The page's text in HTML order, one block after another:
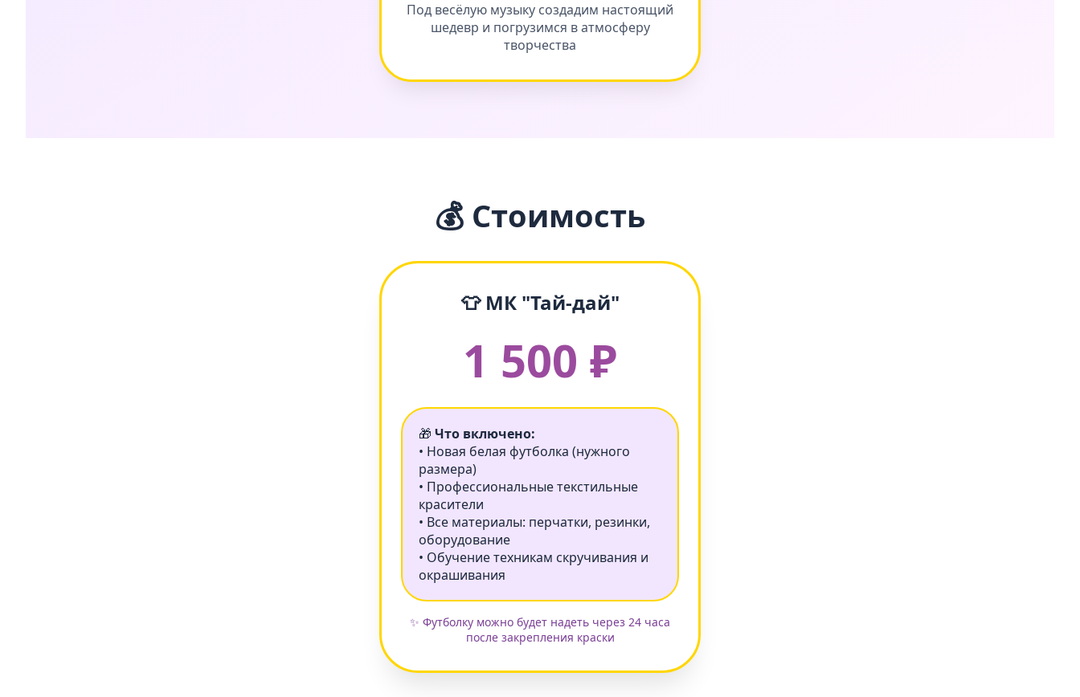
Под весёлую музыку создадим настоящий
шедевр и погрузимся в атмосферу
творчества
💰 Стоимость
👕 МК "Тай-дай"
1 500 ₽
🎁 Что включено:
• Новая белая футболка (нужного
размера)
• Профессиональные текстильные
красители
• Все материалы: перчатки, резинки,
оборудование
• Обучение техникам скручивания и
окрашивания
✨ Футболку можно будет надеть через 24 часа
после закрепления краски